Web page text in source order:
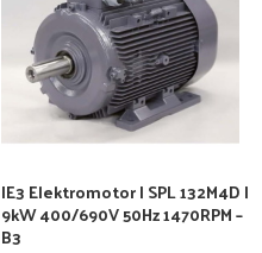
IE3 Elektromotor | SPL 132M4D |
9kW 400/690V 50Hz 1470RPM –
B3